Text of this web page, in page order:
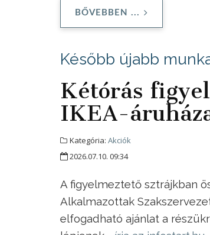
BŐVEBBEN ...
Később újabb
Kétórás
IKEA-
Kategória: Akciók
2026.07.10. 09:34
A figyelmeztető sztrájkban
Alkalmazottak
elfogadható ajánlat a